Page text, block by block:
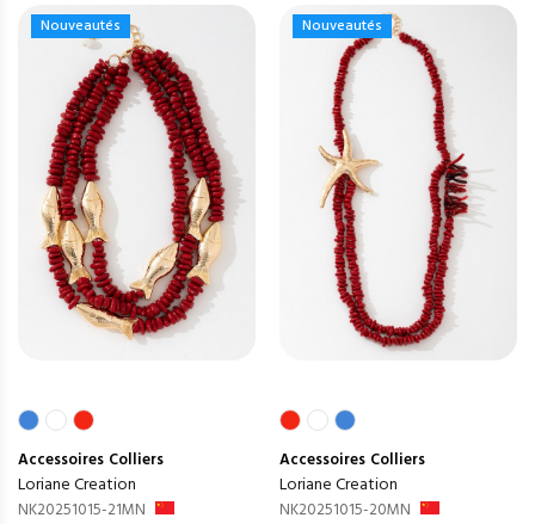
Nouveautés
Accessoires Colliers
Loriane Creation
NK20251015-21MN
Nouveautés
Accessoires Colliers
Loriane Creation
NK20251015-20MN